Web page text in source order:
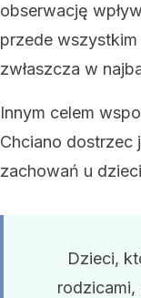
obserwację
przede wszystkim
zwłaszcza w
Innym celem
Chciano dostrzec
zachowań u
Dzieci,
rodzicami,